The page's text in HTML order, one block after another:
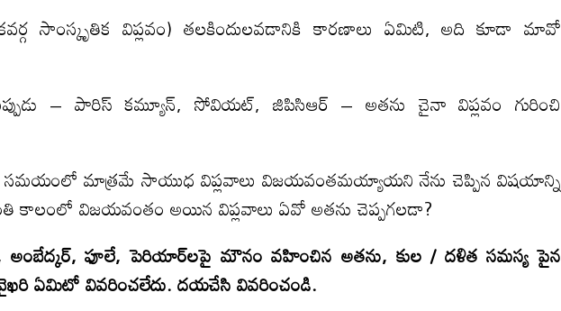
సాంస్కృతిక విప్లవం) తలకిందులవడానికి కారణాలు ఏమిటి, అది కూడా మావో
– పారిస్ కమ్యూన్, సోవియట్, జిపిసిఆర్ – అతను చైనా విప్లవం గురించి
సమయంలో మాత్రమే సాయుధ విప్లవాలు విజయవంతమయ్యాయని నేను చెప్పిన విషయాన్ని
కాలంలో విజయవంతం అయిన విప్లవాలు ఏవో అతను చెప్పగలడా?
అంబేద్కర్,ఫూలే, పెరియార్‌లపై మౌనంవహించిన అతను, కుల / దళితసమస్య పైన
ఏమిటో వివరించలేదు. దయచేసి వివరించండి.